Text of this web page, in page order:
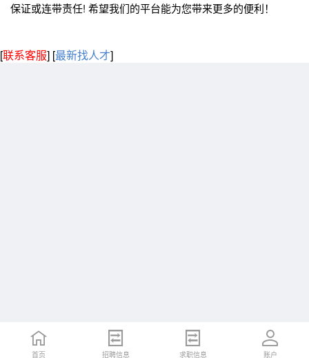
保证或连带责任! 希望我们的平台能为您带来更多的便利！
[联系客服] [最新找人才]
首页 招聘信息 求职信息 账户